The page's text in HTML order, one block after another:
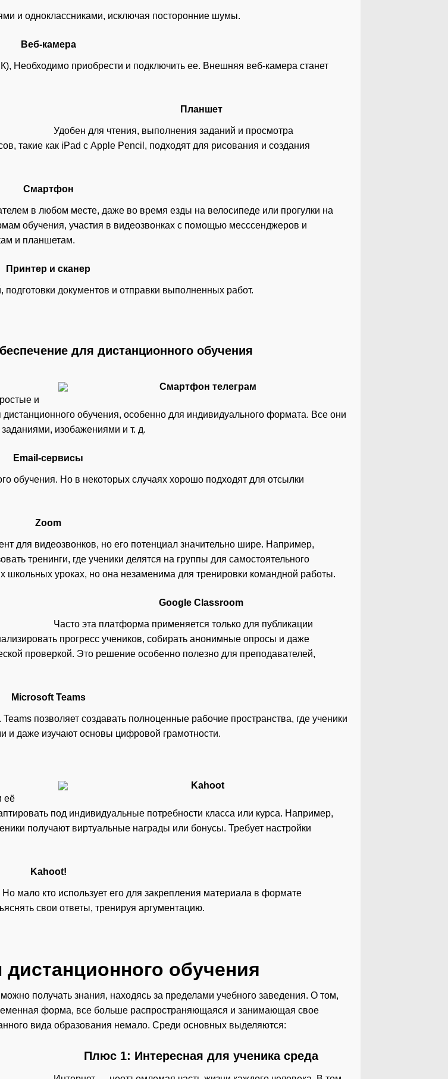
и одноклассниками, исключая посторонние шумы.
Веб-камера
Необходимо приобрести и подключить ее. Внешняя веб-камера станет
Планшет
Удобен для чтения, выполнения заданий и просмотра
такие как iPad с Apple Pencil, подходят для рисования и создания
Смартфон
в любом месте, даже во время езды на велосипеде или прогулки на
обучения, участия в видеозвонках с помощью месссенджеров и
и планшетам.
Принтер и сканер
документов и отправки выполненных работ.
для дистанционного обучения
и
обучения, особенно для индивидуального формата. Все они
изобажениями и т. д.
Email-сервисы
обучения. Но в некоторых случаях хорошо подходят для отсылки
Zoom
для видеозвонков, но его потенциал значительно шире. Например,
тренинги, где ученики делятся на группы для самостоятельного
школьных уроках, но она незаменима для тренировки командной работы.
Google Classroom
Часто эта платформа применяется только для публикации
прогресс учеников, собирать анонимные опросы и даже
проверкой. Это решение особенно полезно для преподавателей,
Microsoft Teams
позволяет создавать полноценные рабочие пространства, где ученики
и даже изучают основы цифровой грамотности.
её
под индивидуальные потребности класса или курса. Например,
получают виртуальные награды или бонусы. Требует настройки
Kahoot!
мало кто использует его для закрепления материала в формате
свои ответы, тренируя аргументацию.
обучения
получать знания, находясь за пределами учебного заведения. О том,
форма, все больше распространяющаяся и занимающая свое
вида образования немало. Среди основных выделяются:
Плюс 1: Интересная для ученика среда